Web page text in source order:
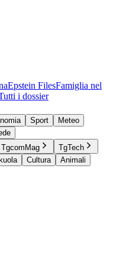
Epstein FilesFamiglia nel
i dossier
Sport
Meteo
TgcomMag
TgTech
Cultura
Animali